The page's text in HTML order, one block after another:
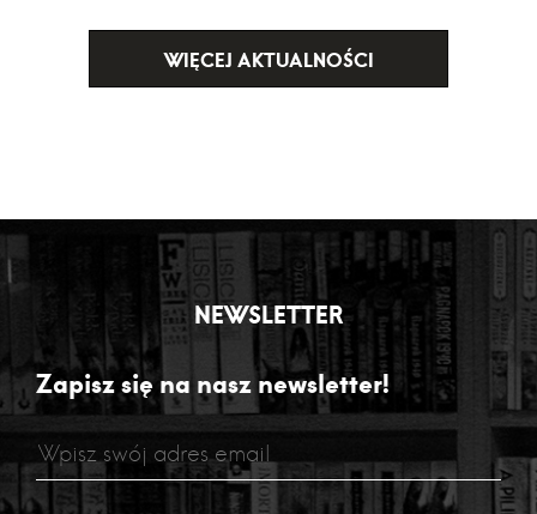
WIĘCEJ AKTUALNOŚCI
NEWSLETTER
Zapisz się na nasz newsletter!